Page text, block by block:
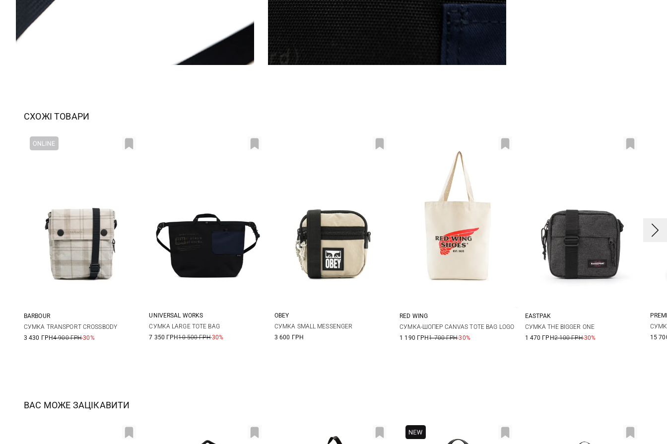
СХОЖІ ТОВАРИ
One Size
BARBOUR
СУМКА TRANSPORT CROSSBODY
3 430 ГРН4 900 ГРН-30%
One Size
UNIVERSAL WORKS
СУМКА LARGE TOTE BAG
7 350 ГРН10 500 ГРН-30%
One Size
OBEY
СУМКА SMALL MESSENGER
3 600 ГРН
One Size
RED WING
СУМКА-ШОПЕР CANVAS TOTE BAG LOGO
1 190 ГРН1 700 ГРН-30%
One Size
EASTPAK
СУМКА THE BIGGER ONE
1 470 ГРН2 100 ГРН-30%
15
ВАС МОЖЕ ЗАЦІКАВИТИ